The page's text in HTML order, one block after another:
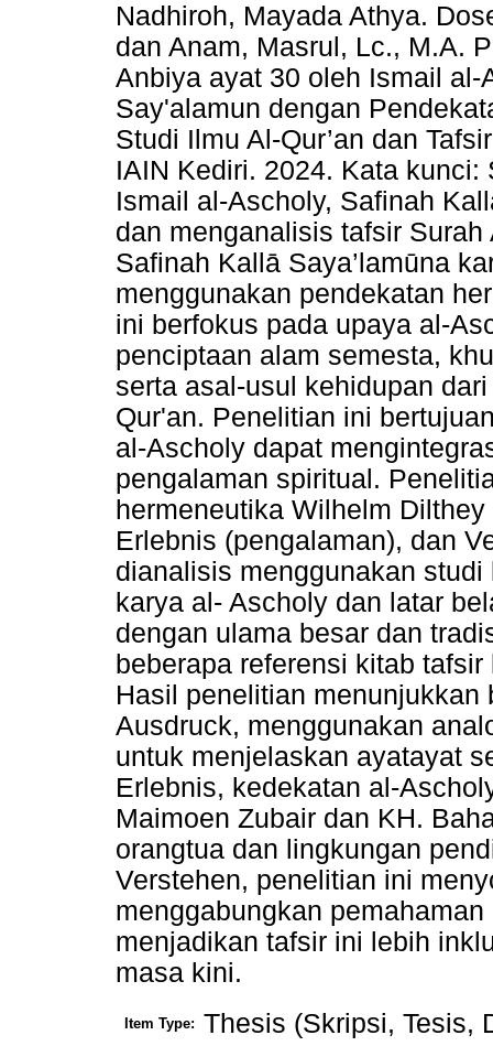
Nadhiroh, Mayada Athya.
dan Anam, Masrul, Lc., M.A.
Anbiya ayat 30 oleh Ismail
Say'alamun dengan
Studi Ilmu Al-Qur’an dan
IAIN Kediri. 2024. Kata kunci:
Ismail al-Ascholy, Safinah
dan menganalisis tafsir Surah
Safinah Kallā Saya’lamūna
menggunakan pendekatan
ini berfokus pada upaya al-
penciptaan alam semesta,
serta asal-usul kehidupan
Qur'an. Penelitian ini
al-Ascholy dapat
pengalaman spiritual.
hermeneutika Wilhelm
Erlebnis (pengalaman), dan
dianalisis menggunakan
karya al- Ascholy dan latar
dengan ulama besar dan
beberapa referensi kitab
Hasil penelitian
Ausdruck, menggunakan
untuk menjelaskan ayatayat
Erlebnis, kedekatan al-
Maimoen Zubair dan KH.
orangtua dan lingkungan
Verstehen, penelitian ini
menggabungkan
menjadikan tafsir ini lebih
masa kini.
Item Type: Thesis (Skripsi, Tesis,